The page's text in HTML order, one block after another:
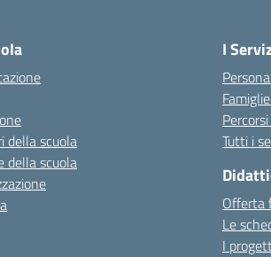
della scuola
della scuola
I
Tutti i
Offerta
Le
I